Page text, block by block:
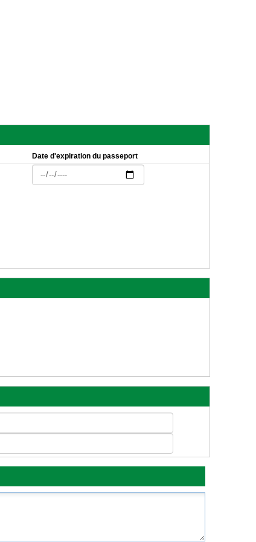
Date d'expiration du passeport